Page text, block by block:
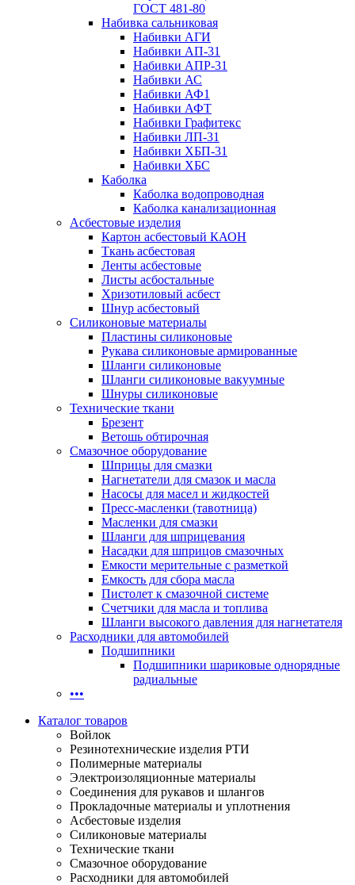
ГОСТ 481-80
Набивка сальниковая
Набивки АГИ
Набивки АП-31
Набивки АПР-31
Набивки АС
Набивки АФ1
Набивки АФТ
Набивки Графитекс
Набивки ЛП-31
Набивки ХБП-31
Набивки ХБС
Каболка
Каболка водопроводная
Каболка канализационная
Асбестовые изделия
Картон асбестовый КАОН
Ткань асбестовая
Ленты асбестовые
Листы асбостальные
Хризотиловый асбеcт
Шнур асбестовый
Силиконовые материалы
Пластины силиконовые
Рукава силиконовые армированные
Шланги силиконовые
Шланги силиконовые вакуумные
Шнуры силиконовые
Технические ткани
Брезент
Ветошь обтирочная
Смазочное оборудование
Шприцы для смазки
Нагнетатели для смазок и масла
Насосы для масел и жидкостей
Пресс-масленки (тавотница)
Масленки для смазки
Шланги для шприцевания
Насадки для шприцов смазочных
Емкости мерительные с разметкой
Емкость для сбора масла
Пистолет к смазочной системе
Счетчики для масла и топлива
Шланги высокого давления для нагнетателя
Расходники для автомобилей
Подшипники
Подшипники шариковые однорядные
радиальные
•••
Каталог товаров
Войлок
Резинотехнические изделия РТИ
Полимерные материалы
Электроизоляционные материалы
Соединения для рукавов и шлангов
Прокладочные материалы и уплотнения
Асбестовые изделия
Силиконовые материалы
Технические ткани
Смазочное оборудование
Расходники для автомобилей